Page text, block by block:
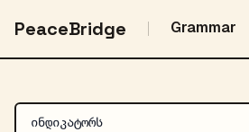
PeaceBridge Grammar